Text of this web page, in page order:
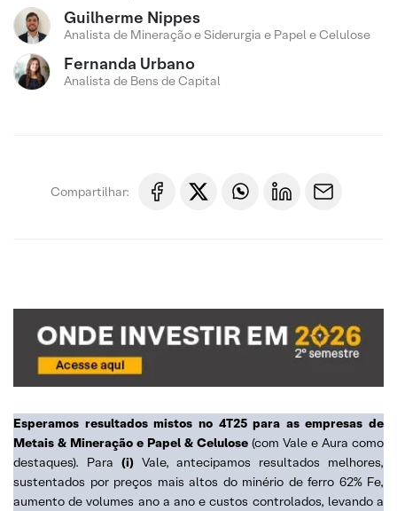
Guilherme Nippes
Analista de Mineração e Siderurgia e Papel e Celulose
Fernanda Urbano
Analista de Bens de Capital
Compartilhar:
Esperamos resultados mistos no 4T25 para as empresas de
Metais & Mineração e Papel & Celulose (com Vale e Aura como
destaques). Para (i)Vale, antecipamos resultados melhores,
sustentados por preços mais altos do minério de ferro 62% Fe,
aumento de volumes ano a ano e custos controlados, levando a